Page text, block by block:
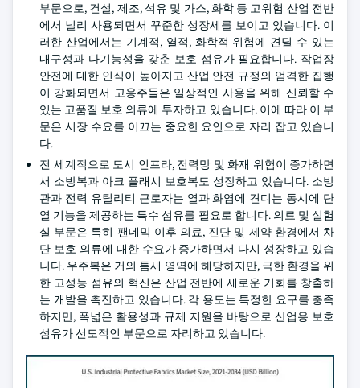
부문으로, 건설, 제조, 석유 및 가스, 화학 등 고위험 산업 전반
에서 널리 사용되면서 꾸준한 성장세를 보이고 있습니다. 이
러한 산업에서는 기계적, 열적, 화학적 위험에 견딜 수 있는
내구성과 다기능성을 갖춘 보호 섬유가 필요합니다. 작업장
안전에 대한 인식이 높아지고 산업 안전 규정의 엄격한 집행
이 강화되면서 고용주들은 일상적인 사용을 위해 신뢰할 수
있는 고품질 보호 의류에 투자하고 있습니다. 이에 따라 이 부
문은 시장 수요를 이끄는 중요한 요인으로 자리 잡고 있습니
다.
전 세계적으로 도시 인프라, 전력망 및 화재 위험이 증가하면
서 소방복과 아크 플래시 보호복도 성장하고 있습니다. 소방
관과 전력 유틸리티 근로자는 열과 화염에 견디는 동시에 단
열 기능을 제공하는 특수 섬유를 필요로 합니다. 의료 및 실험
실 부문은 특히 팬데믹 이후 의료, 진단 및 제약 환경에서 차
단 보호 의류에 대한 수요가 증가하면서 다시 성장하고 있습
니다. 우주복은 거의 틈새 영역에 해당하지만, 극한 환경을 위
한 고성능 섬유의 혁신은 산업 전반에 새로운 기회를 창출하
는 개발을 촉진하고 있습니다. 각 용도는 특정한 요구를 충족
하지만, 폭넓은 활용성과 규제 지원을 바탕으로 산업용 보호
섬유가 선도적인 부문으로 자리하고 있습니다.